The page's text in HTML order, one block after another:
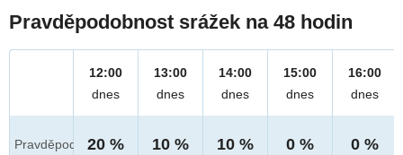
Pravděpodobnost srážek na 48 hodin
Pravděpod.
12:00
dnes
20 %
13:00
dnes
10 %
14:00
dnes
10 %
15:00
dnes
0 %
16:00
dnes
0 %